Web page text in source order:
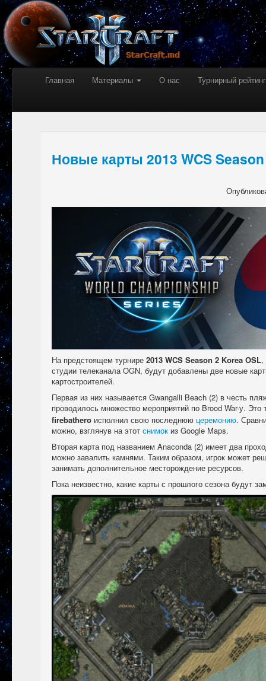
Главная Материалы О нас Турнирный рейтинг
Новые карты 2013 WCS
На предстоящем турнире 2013 WCS Season 2 Korea OSL,
студии телеканала OGN, будут добавлены две новые
картостроителей.
Первая из них называется Gwangalli Beach (2) в честь
проводилось множество мероприятий по Brood War-у.
firebathero исполнил свою последнюю церемонию.
можно, взглянув на этот снимок из Google Maps.
Вторая карта под названием Anaconda (2) имеет два
можно завалить камнями. Таким образом, игрок может
занимать дополнительное месторождение ресурсов.
Пока неизвестно, какие карты с прошлого сезона будут